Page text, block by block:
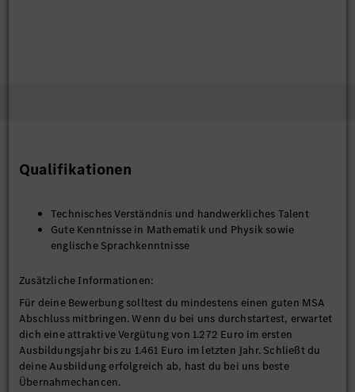
Qualifikationen
Technisches Verständnis und handwerkliches Talent
Gute Kenntnisse in Mathematik und Physik sowie
englische Sprachkenntnisse
Zusätzliche Informationen:
Für deine Bewerbung solltest du mindestens einen guten MSA
Abschluss mitbringen. Wenn du bei uns durchstartest, erwartet
dich eine attraktive Vergütung von 1.272 Euro im ersten
Ausbildungsjahr bis zu 1.461 Euro im letzten Jahr. Schließt du
deine Ausbildung erfolgreich ab, hast du bei uns beste
Übernahmechancen.